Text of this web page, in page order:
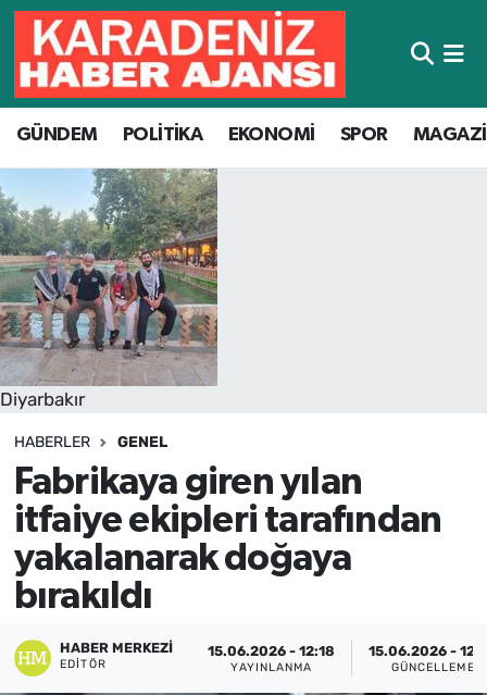
GÜNDEM POLİTİKA EKONOMİ SPOR
Diyarbakır
HABERLER GENEL
Fabrikaya giren yılan
itfaiye ekipleri tarafından
yakalanarak doğaya
bırakıldı
HABER MERKEZI
EDITÖR
15.06.2026 - 12:18
YAYINLANMA
15.06.2026 -
GÜNCELLEME
Hava Durumu
Trafik Durumu
Süper Lig Puan Durumu ve Fikstür
Tüm Manşetler
Son Dakika Haberleri
Haber Arşivi